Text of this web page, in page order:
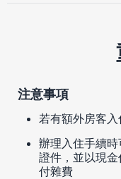
注意事項
若有額外房客
辦理入住手續
證件，並以現
付雜費